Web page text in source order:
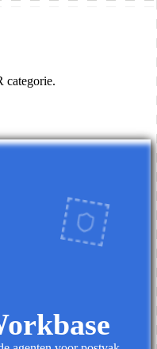
categorie.